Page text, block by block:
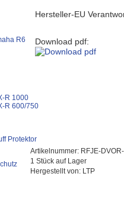
R6
R 1000
R 600/750
Protektor
Hersteller-EU
Download pdf:
Artikelnummer: RFJE-
1 Stück auf Lager
Hergestellt von: LTP